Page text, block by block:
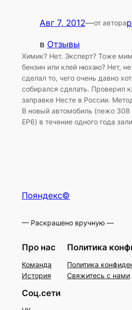
Авг 7, 2012—от автора
в Отзывы
Химик? Нет. Эксперт? Тоже
бензин или клей нюхаю? Нет,
сделал то, чего очень давно
собирался сделать. Проверил
заправке Несте в России.
В новый автомобиль (пежо 308
EP6) в течение одного года
Пояндекс©
— Раскрашено вручную —
Про нас
Команда
История
Политика
Политика
Свяжитесь с нами
Соц.сети